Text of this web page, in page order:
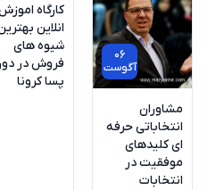
06
آگوست
مشاوران
انتخاباتی حرفه
ای کلیدهای
موفقیت در
انتخابات
کارگاه اموزش
انلاین بهترین
شیوه های
فروش در دوران
پسا کرونا